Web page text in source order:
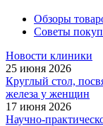
Обзоры
Советы
Новости клиники
25 июня 2026
Круглый стол,
железа у женщин
17 июня 2026
Научно-